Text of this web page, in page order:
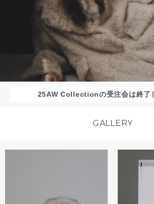
25AW Collectionの受注会は終了
GALLERY